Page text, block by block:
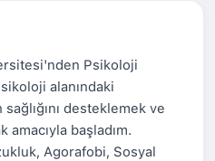
Psikoloji
alanındaki
desteklemek ve
amacıyla başladım.
Agorafobi, Sosyal